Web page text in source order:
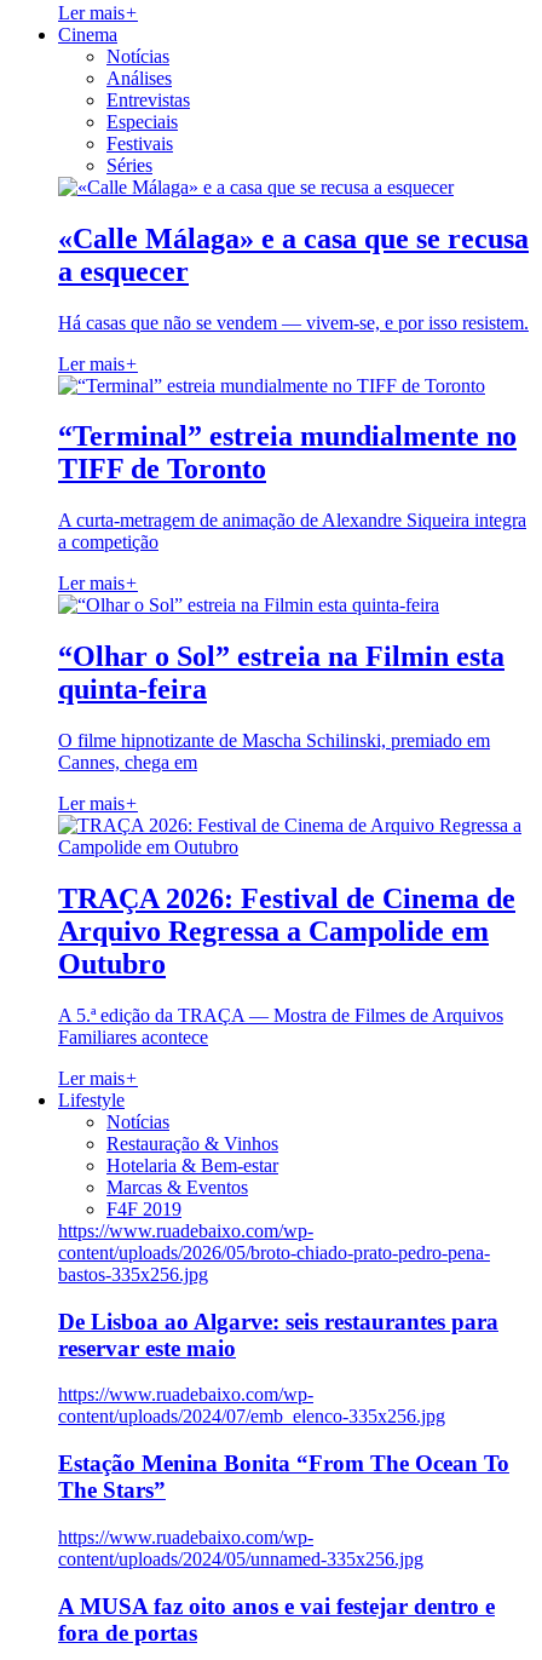
Ler mais+
Cinema
Notícias
Análises
Entrevistas
Especiais
Festivais
Séries
«Calle Málaga» e a casa que se recusa
a esquecer
Há casas que não se vendem — vivem-se, e por isso resistem.
Ler mais+
“Terminal” estreia mundialmente no
TIFF de Toronto
A curta-metragem de animação de Alexandre Siqueira integra
a competição
Ler mais+
“Olhar o Sol” estreia na Filmin esta
quinta-feira
O filme hipnotizante de Mascha Schilinski, premiado em
Cannes, chega em
Ler mais+
TRAÇA 2026: Festival de Cinema de
Arquivo Regressa a Campolide em
Outubro
A 5.ª edição da TRAÇA — Mostra de Filmes de Arquivos
Familiares acontece
Ler mais+
Lifestyle
Notícias
Restauração & Vinhos
Hotelaria & Bem-estar
Marcas & Eventos
F4F 2019
https://www.ruadebaixo.com/wp-
content/uploads/2026/05/broto-chiado-prato-pedro-pena-
bastos-335x256.jpg
De Lisboa ao Algarve: seis restaurantes para
reservar este maio
https://www.ruadebaixo.com/wp-
content/uploads/2024/07/emb_elenco-335x256.jpg
Estação Menina Bonita “From The Ocean To
The Stars”
https://www.ruadebaixo.com/wp-
content/uploads/2024/05/unnamed-335x256.jpg
A MUSA faz oito anos e vai festejar dentro e
fora de portas